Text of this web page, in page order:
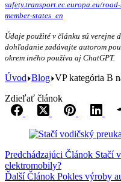
safety.transport.ec.europa.eu/
member-states_en
Údaje použité v článku sú verejne
dohľadanie zadávajte autorom
okrem iného používa aj ChatGPT.
Úvod Blog VP kategória B
Zdieľať článok
Predchádzajúci Článok Stačí
elektromobily?
ĎalšíČlánok Pokles výroby